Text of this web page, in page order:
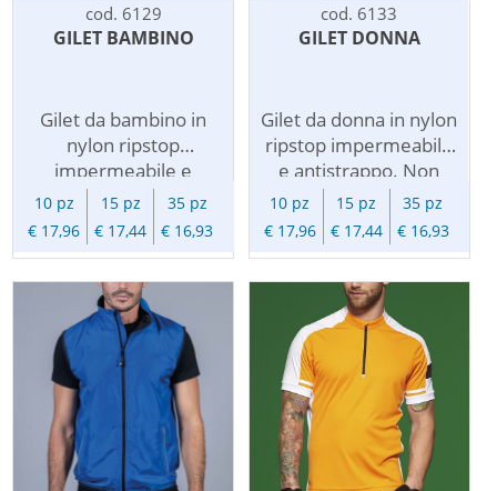
cod. 6129
GILET BAMBINO
Gilet da bambino in
nylon ripstop
impermeabile e
antistrappo. Non
imbottito e senza
fodera. Ideale per lo
cerniera, cappuccio
estraibile, due tasche
con zip coperte e
profili rinfrangenti,
profilo rinfrangente
sulla schiena, tessuto
elastico nel giromanica
e al fondo.
10 pz 15 pz
35 pz
€ 17,96
€ 17,44 € 16,93
cod. 6133
GILET DONNA
Gilet da donna in nylon
ripstop impermeabile
e antistrappo. Non
imbottito e senza
fodera. Ideale per lo
sport. Chiusura con
estraibile, due tasche
con zip coperte e
profili rinfrangenti,
profilo rinfrangente
sulla schiena, tessuto
elastico nel giromanica
e al fondo.
10 pz 15 pz
35 pz
€ 17,96
€ 17,44 € 16,93